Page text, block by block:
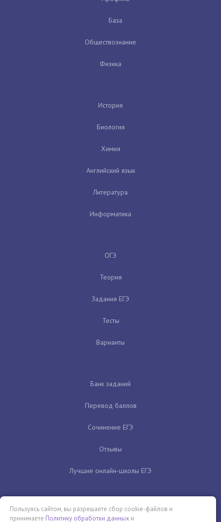
База
Обществознание
Физика
История
Биология
Химия
Английский язык
Литература
Информатика
ОГЭ
Теория
Задания ЕГЭ
Тесты
Варианты
Банк заданий
Перевод баллов
Сочинение ЕГЭ
Отзывы
Лучшие онлайн-школы ЕГЭ
Пользуясь сайтом, вы разрешаете сбор cookie-файлов и
принимаете Политику обработки данных и